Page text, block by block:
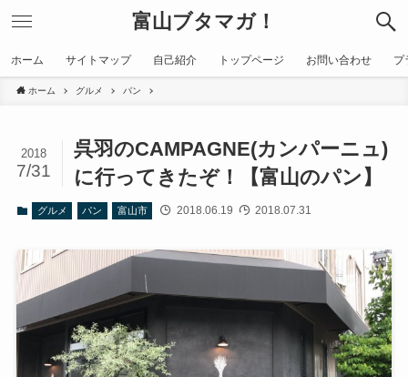
富山ブタマガ！
ホーム サイトマップ 自己紹介 トップページ お問い合わせ プ
ホーム グルメ パン
呉羽のCAMPAGNE(カンパーニュ)
に行ってきたぞ！【富山のパン】
2018
7/31
グルメ パン 富山市 2018.06.19 2018.07.31